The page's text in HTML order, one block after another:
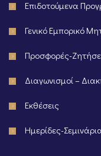
Επιδοτούμενα
Γενικό Εμπορικό
Προσφορές-
Διαγωνισμοί –
Εκθέσεις
Ημερίδες-